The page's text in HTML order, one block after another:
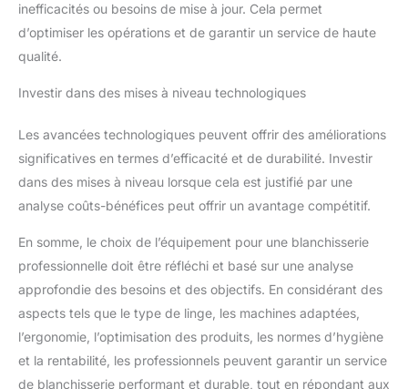
inefficacités ou besoins de mise à jour. Cela permet
d’optimiser les opérations et de garantir un service de haute
qualité.
Investir dans des mises à niveau technologiques
Les avancées technologiques peuvent offrir des améliorations
significatives en termes d’efficacité et de durabilité. Investir
dans des mises à niveau lorsque cela est justifié par une
analyse coûts-bénéfices peut offrir un avantage compétitif.
En somme, le choix de l’équipement pour une blanchisserie
professionnelle doit être réfléchi et basé sur une analyse
approfondie des besoins et des objectifs. En considérant des
aspects tels que le type de linge, les machines adaptées,
l’ergonomie, l’optimisation des produits, les normes d’hygiène
et la rentabilité, les professionnels peuvent garantir un service
de blanchisserie performant et durable, tout en répondant aux